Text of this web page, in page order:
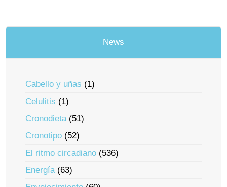
News
Cabello y uñas (1)
Celulitis (1)
Cronodieta(51)
Cronotipo (52)
El ritmo circadiano (536)
Energía(63)